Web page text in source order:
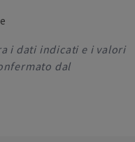
i dati indicati e i valori
dal